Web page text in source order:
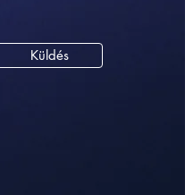
Küldés